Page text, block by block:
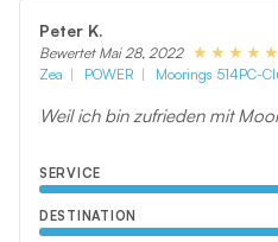
Peter K.
Bewertet Mai 28, 2022
Zea
POWER Moorings 514PC-
Weil ich bin zufrieden mit
SERVICE
DESTINATION